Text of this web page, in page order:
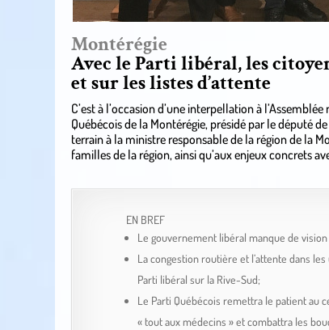
Montérégie
Avec le Parti libéral, les
et sur les listes d’attente
C’est à l’occasion d’une interpellation à
Québécois de la Montérégie, présidé par le député
terrain à la ministre responsable de la région de la
familles de la région, ainsi qu’aux enjeux concrets
EN BREF
Le gouvernement libéral manque de
La congestion routière et l’attente dans
Parti libéral sur la Rive-Sud;
Le Parti Québécois remettra le patient au
« tout aux médecins » et combattra les